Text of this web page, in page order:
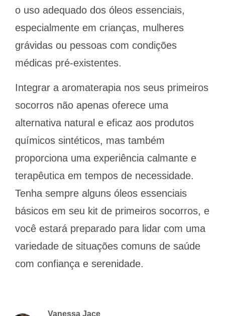
o uso adequado dos óleos essenciais,
especialmente em crianças, mulheres
grávidas ou pessoas com condições
médicas pré-existentes.
Integrar a aromaterapia nos seus primeiros
socorros não apenas oferece uma
alternativa natural e eficaz aos produtos
químicos sintéticos, mas também
proporciona uma experiência calmante e
terapêutica em tempos de necessidade.
Tenha sempre alguns óleos essenciais
básicos em seu kit de primeiros socorros, e
você estará preparado para lidar com uma
variedade de situações comuns de saúde
com confiança e serenidade.
Vanessa Jace